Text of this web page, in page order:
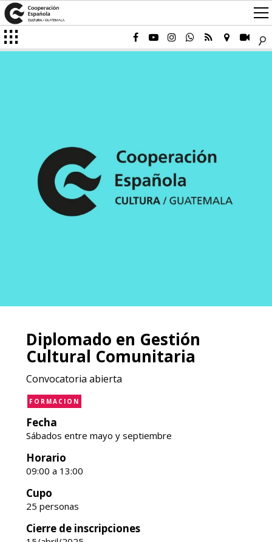
Diplomado en Gestión
Cultural Comunitaria
Convocatoria abierta
FORMACION
Fecha
Sábados entre mayo y septiembre
Horario
09:00 a 13:00
Cupo
25 personas
Cierre de inscripciones